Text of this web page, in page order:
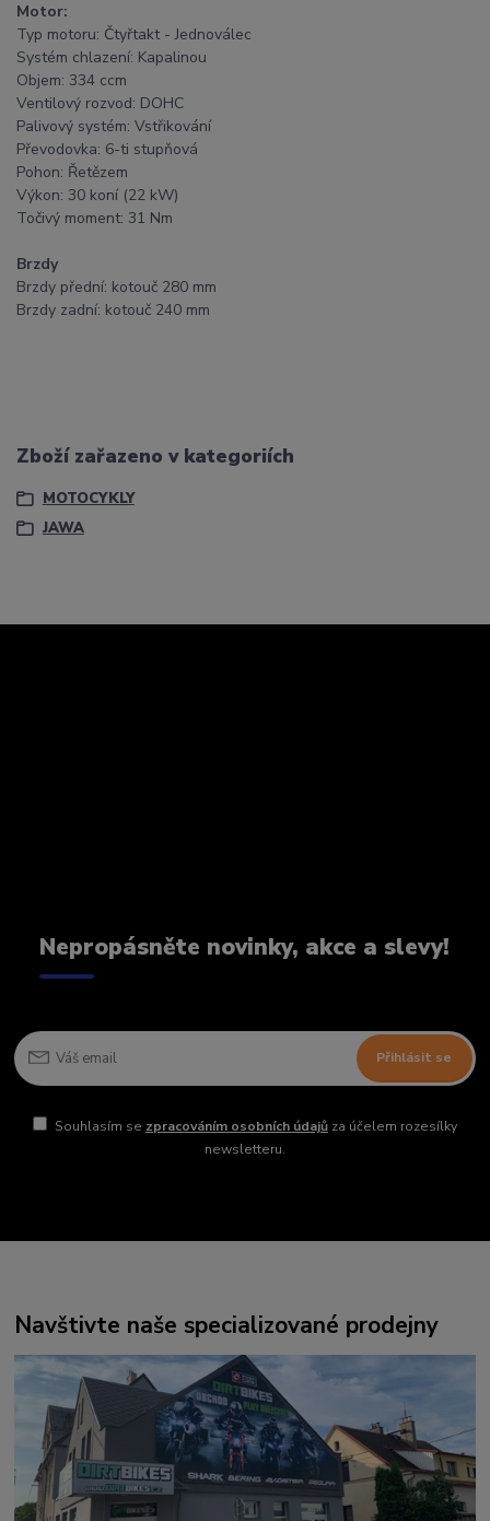
Motor:
Typ motoru: Čtyřtakt - Jednoválec
Systém chlazení: Kapalinou
Objem: 334 ccm
Ventilový rozvod: DOHC
Palivový systém: Vstřikování
Převodovka: 6-ti stupňová
Pohon: Řetězem
Výkon: 30 koní (22 kW)
Točivý moment: 31 Nm
Brzdy
Brzdy přední: kotouč 280 mm
Brzdy zadní: kotouč 240 mm
Zboží zařazeno v kategoriích
MOTOCYKLY
JAWA
Nepropásněte novinky, akce a slevy!
Přihlásit se
Souhlasím se zpracováním osobních údajůza účelem rozesílky
newsletteru.
Navštivte naše specializované prodejny